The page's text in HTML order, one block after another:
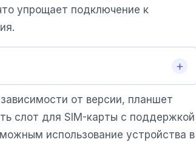
упрощает подключение к
от версии, планшет
слот для SIM-карты с поддержкой
использование устройства в